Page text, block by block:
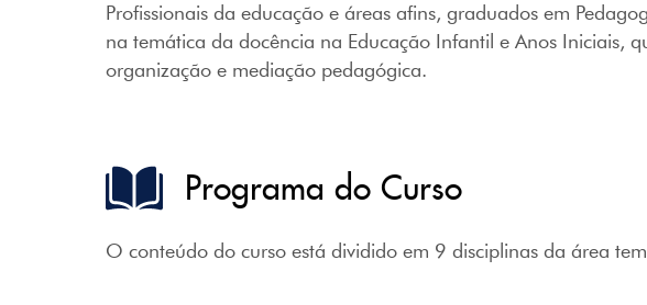
Profissionais da educação e áreas afins, graduados em
na temática da docência na Educação Infantil e Anos Iniciais,
organização e mediação pedagógica.
Programa do Curso
O conteúdo do curso está dividido em 9 disciplinas da área